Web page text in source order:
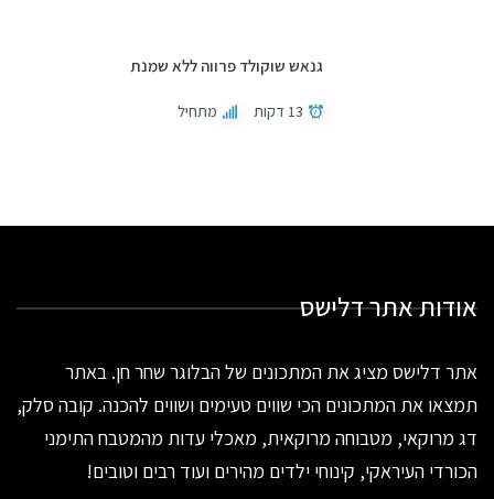
גנאש שוקולד פרווה ללא שמנת
13 דקות מתחיל
אודות אתר דלישס
אתר דלישס מציג את המתכונים של הבלוגר שחר חן. באתר
תמצאו את המתכונים הכי שווים טעימים ושווים להכנה. קובה סלק,
דג מרוקאי, מטבוחה מרוקאית, מאכלי עדות מהמטבח התימני
הכורדי העיראקי, קינוחי ילדים מהירים ועוד רבים וטובים!